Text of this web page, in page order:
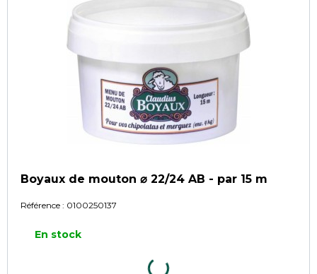
Boyaux de mouton ⌀ 22/24 AB - par 15 m
Référence : 0100250137
En stock